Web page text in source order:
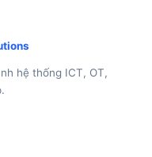
hệ thống ICT, OT,